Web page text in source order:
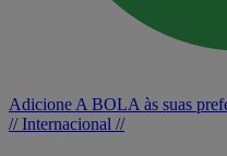
Adicione A BOLA às suas
// Internacional //